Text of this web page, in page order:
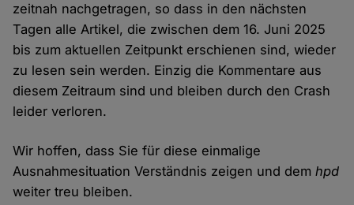
zeitnah nachgetragen, so dass in den nächsten
Tagen alle Artikel, die zwischen dem 16. Juni 2025
bis zum aktuellen Zeitpunkt erschienen sind, wieder
zu lesen sein werden. Einzig die Kommentare aus
diesem Zeitraum sind und bleiben durch den Crash
leider verloren.
Wir hoffen, dass Sie für diese einmalige
Ausnahmesituation Verständnis zeigen und demhpd
weiter treu bleiben.